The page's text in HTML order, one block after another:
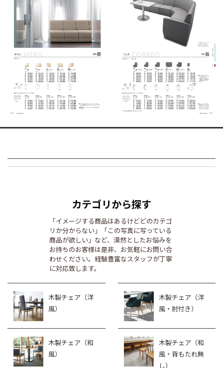
カテゴリから探す
「イメージする商品はあるけどどのカテゴ
リか分からない」「この写真に写っている
商品が欲しい」など、漠然としたお悩みを
お持ちのお客様は是非、お気軽にお問い合
わせください。経験豊富なスタッフが丁寧
に対応致します。
木製チェア（洋
風）
木製チェア（洋
風・肘付き）
木製チェア（和
風）
木製チェア（和
風・背もたれ無
し）